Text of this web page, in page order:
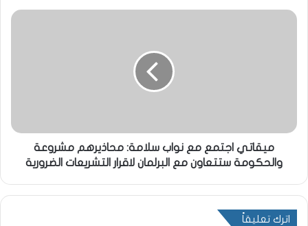
ميقاتي اجتمع مع نواب سلامة: محاذيرهم مشروعة
والحكومة ستتعاون مع البرلمان لاقرار التشريعات الضرورية
اترك تعليقاً